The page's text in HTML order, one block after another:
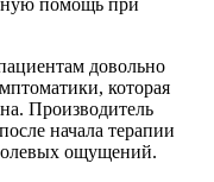
помощь при
довольно
которая
Производитель
начала терапии
ощущений.